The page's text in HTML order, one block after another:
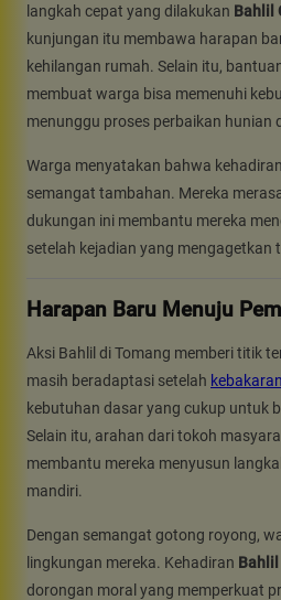
langkah cepat yang dilakukan Bahlil
kunjungan itu membawa harapan
kehilangan rumah. Selain itu,
membuat warga bisa memenuhi
menunggu proses perbaikan hunian
Warga menyatakan bahwa
semangat tambahan. Mereka
dukungan ini membantu mereka
setelah kejadian yang mengagetkan
Harapan Baru Menuju
Aksi Bahlil di Tomang memberi titik
masih beradaptasi setelah kebakaran
kebutuhan dasar yang cukup untuk
Selain itu, arahan dari tokoh
membantu mereka menyusun
mandiri.
Dengan semangat gotong royong,
lingkungan mereka. Kehadiran
dorongan moral yang memperkuat